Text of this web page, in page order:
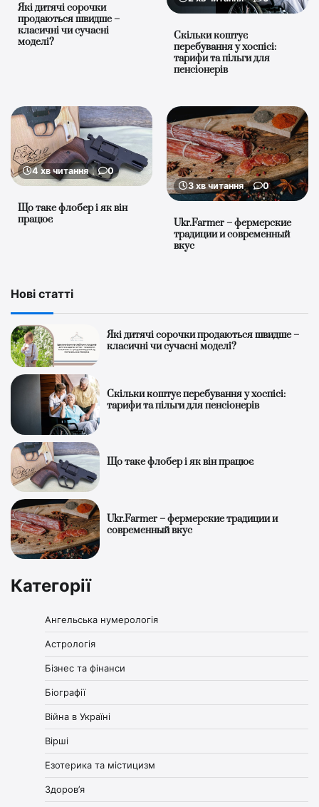
Які дитячі сорочки
продаються швидше –
класичні чи сучасні
моделі?
Скільки коштує
перебування у хоспісі:
тарифи та пільги для
пенсіонерів
4 хв читання 0
Що таке флобер і як він
працює
3 хв читання 0
Ukr.Farmer – фермерские
традиции и современный
вкус
Нові статті
Які дитячі сорочки продаються швидше –
класичні чи сучасні моделі?
Скільки коштує перебування у хоспісі:
тарифи та пільги для пенсіонерів
Що таке флобер і як він працює
Ukr.Farmer – фермерские традиции и
современный вкус
Категорії
Ангельська нумерологія
Астрологія
Бізнес та фінанси
Біографії
Війна в Україні
Вірші
Езотерика та містицизм
Здоров’я